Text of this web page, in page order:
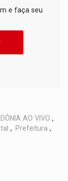
e faça seu
AO VIVO ,
, Prefeitura ,